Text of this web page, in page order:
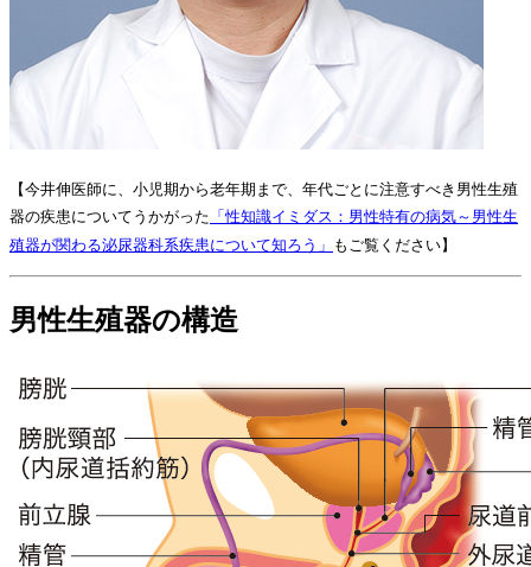
【今井伸医師に、小児期から老年期まで、年代ごとに注意すべき男性生殖
器の疾患についてうかがった 「性知識イミダス：男性特有の病気～男性生
殖器が関わる泌尿器科系疾患について知ろう」 もご覧ください】
男性生殖器の構造